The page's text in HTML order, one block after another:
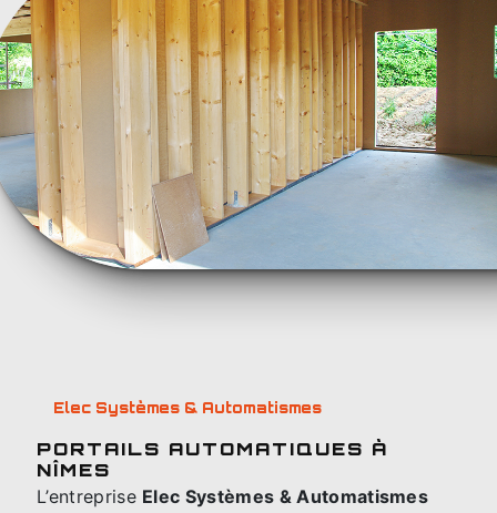
Elec Systèmes & Automatismes
PORTAILS AUTOMATIQUES À
NÎMES
L’entreprise Elec Systèmes & Automatismes